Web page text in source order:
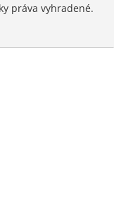
práva vyhradené.